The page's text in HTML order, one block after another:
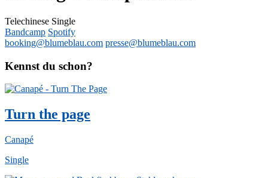
Telechinese Single
Bandcamp Spotify
booking@blumeblau.com presse@blumeblau.com
Kennst du schon?
Turn the page
Canapé
Single